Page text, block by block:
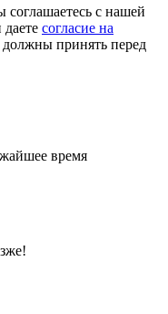
с нашей
даете согласие на
принять перед
время